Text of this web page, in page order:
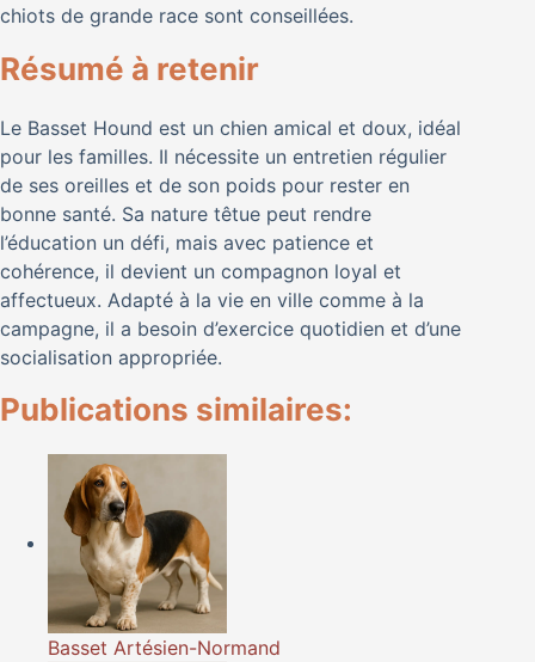
chiots de grande race sont conseillées.
Résumé à retenir
Le Basset Hound est un chien amical et doux, idéal
pour les familles. Il nécessite un entretien régulier
de ses oreilles et de son poids pour rester en
bonne santé. Sa nature têtue peut rendre
l’éducation un défi, mais avec patience et
cohérence, il devient un compagnon loyal et
affectueux. Adapté à la vie en ville comme à la
campagne, il a besoin d’exercice quotidien et d’une
socialisation appropriée.
Publications similaires:
Basset Artésien-Normand